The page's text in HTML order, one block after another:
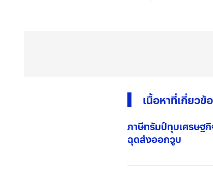
เนื้อหาที่เกี่ยวข้
ภาษีทรัมป์ทุบเศรษฐกิ
ฉุดส่งออกวูบ